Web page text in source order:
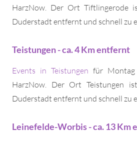
HarzNow. Der Ort Tiftlingerode
Duderstadt entfernt und schnell zu
Teistungen - ca. 4 Km entfernt
Events in Teistungen für
HarzNow. Der Ort Teistungen
Duderstadt entfernt und schnell zu
Leinefelde-Worbis - ca. 13 Km